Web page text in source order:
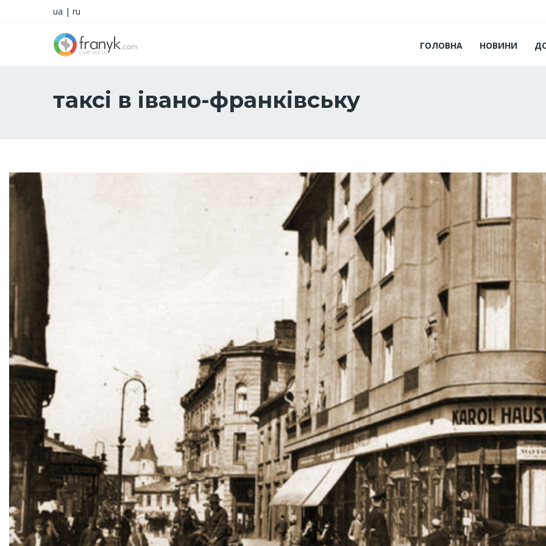
ua | ru
ГОЛОВНА НОВИНИ
таксі в івано-франківську